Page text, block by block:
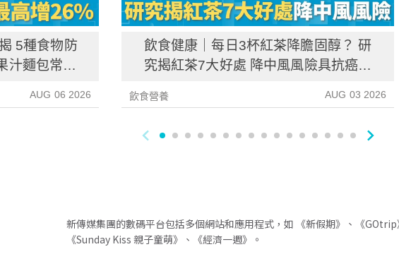
5種食物防
汁麵包常見
AUG 06 2026
飲食健康｜每日3杯紅茶降膽固醇？ 研
究揭紅茶7大好處 降中風風險具抗癌潛
飲食營養 AUG 03 2026